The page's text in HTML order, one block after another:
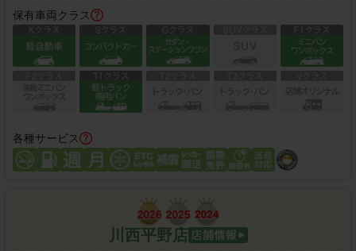
保有車両クラス
各種サービス
川西平野店